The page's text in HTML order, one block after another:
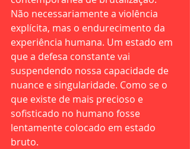
Não necessariamente a violência
explícita, mas o endurecimento da
experiência humana. Um estado em
que a defesa constante vai
suspendendo nossa capacidade de
nuance e singularidade. Como se o
que existe de mais precioso e
sofisticado no humano fosse
lentamente colocado em estado
bruto.